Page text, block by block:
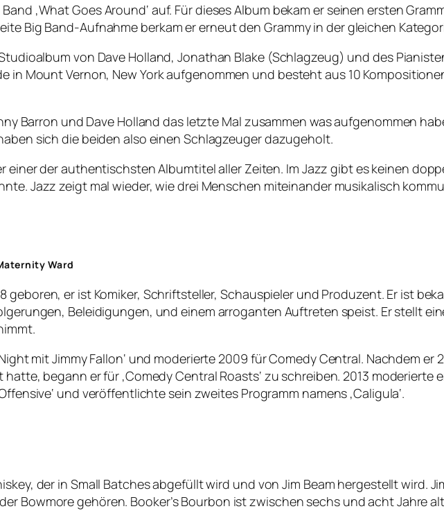
‚What Goes Around‘ auf. Für dieses Album bekam er seinen ersten
Big Band-Aufnahme berkam er erneut den Grammy in der gleichen
von Dave Holland, Jonathan Blake (Schlagzeug) und des
in Mount Vernon, New York aufgenommen und besteht aus 10
Barron und Dave Holland das letzte Mal zusammen was aufgenommen
sich die beiden also einen Schlagzeuger dazugeholt.
einer der authentischsten Albumtitel aller Zeiten. Im Jazz gibt es keinen
Jazz zeigt mal wieder, wie drei Menschen miteinander musikalisch
Ward
geboren, er ist Komiker, Schriftsteller, Schauspieler und Produzent. Er ist
Beleidigungen, und einem arroganten Auftreten speist. Er stellt
mit Jimmy Fallon‘ und moderierte 2009 für Comedy Central. Nachdem er
hatte, begann er für ‚Comedy Central Roasts‘ zu schreiben. 2013 moderierte
und veröffentlichte sein zweites Programm namens ‚Caligula‘.
der in Small Batches abgefüllt wird und von Jim Beam hergestellt wird.
Bowmore gehören. Booker’s Bourbon ist zwischen sechs und acht Jahre